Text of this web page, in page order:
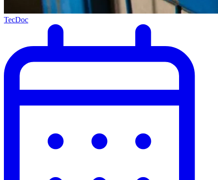
TecDoc